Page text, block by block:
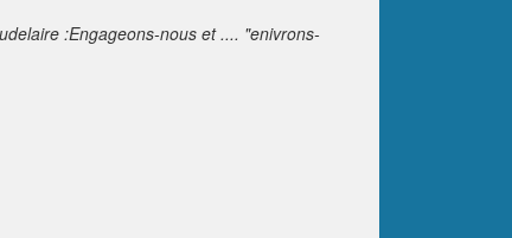
:Engageons-nous et .... "enivrons-